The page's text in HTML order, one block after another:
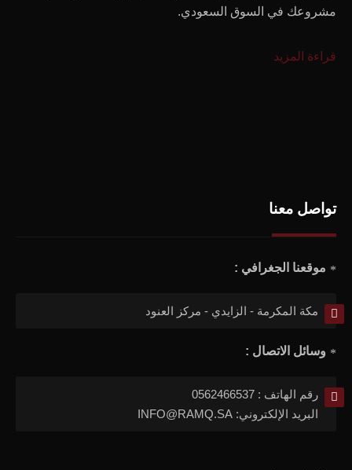
مشروعك في السوق السعودي.
قراءة المزيد
تواصل معنا
موقعنا الجغرافي :
مكة المكرمة - الزايدي - مركز العنود
وسائل الاتصال :
رقم الهاتف : 0562466537
البريد الإلكتروني: INFO@RAMQ.SA